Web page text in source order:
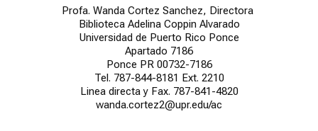
Profa. Wanda Cortez Sanchez, Directora
Biblioteca Adelina Coppin Alvarado
Universidad de Puerto Rico Ponce
Apartado 7186
Ponce PR 00732-7186
Tel. 787-844-8181 Ext. 2210
Linea directa y Fax. 787-841-4820
wanda.cortez2@upr.edu/ac